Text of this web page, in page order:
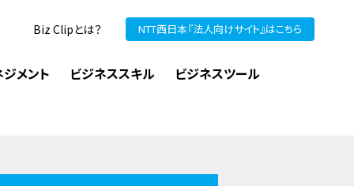
Biz Clipとは？ NTT西日本『法人向けサイト』はこちら
メント ビジネススキル ビジネスツール